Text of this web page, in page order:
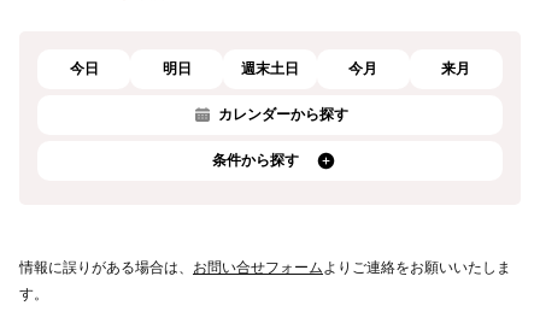
今日 明日 週末土日 今月 来月
カレンダーから探す
条件から探す
情報に誤りがある場合は、 お問い合せフォームよりご連絡をお願いいたしま
す。